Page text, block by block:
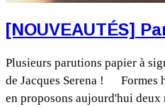
[NOUVEAUTÉS]
Plusieurs parutions papier à
de Jacques Serena ! Formes
en proposons aujourd'hui